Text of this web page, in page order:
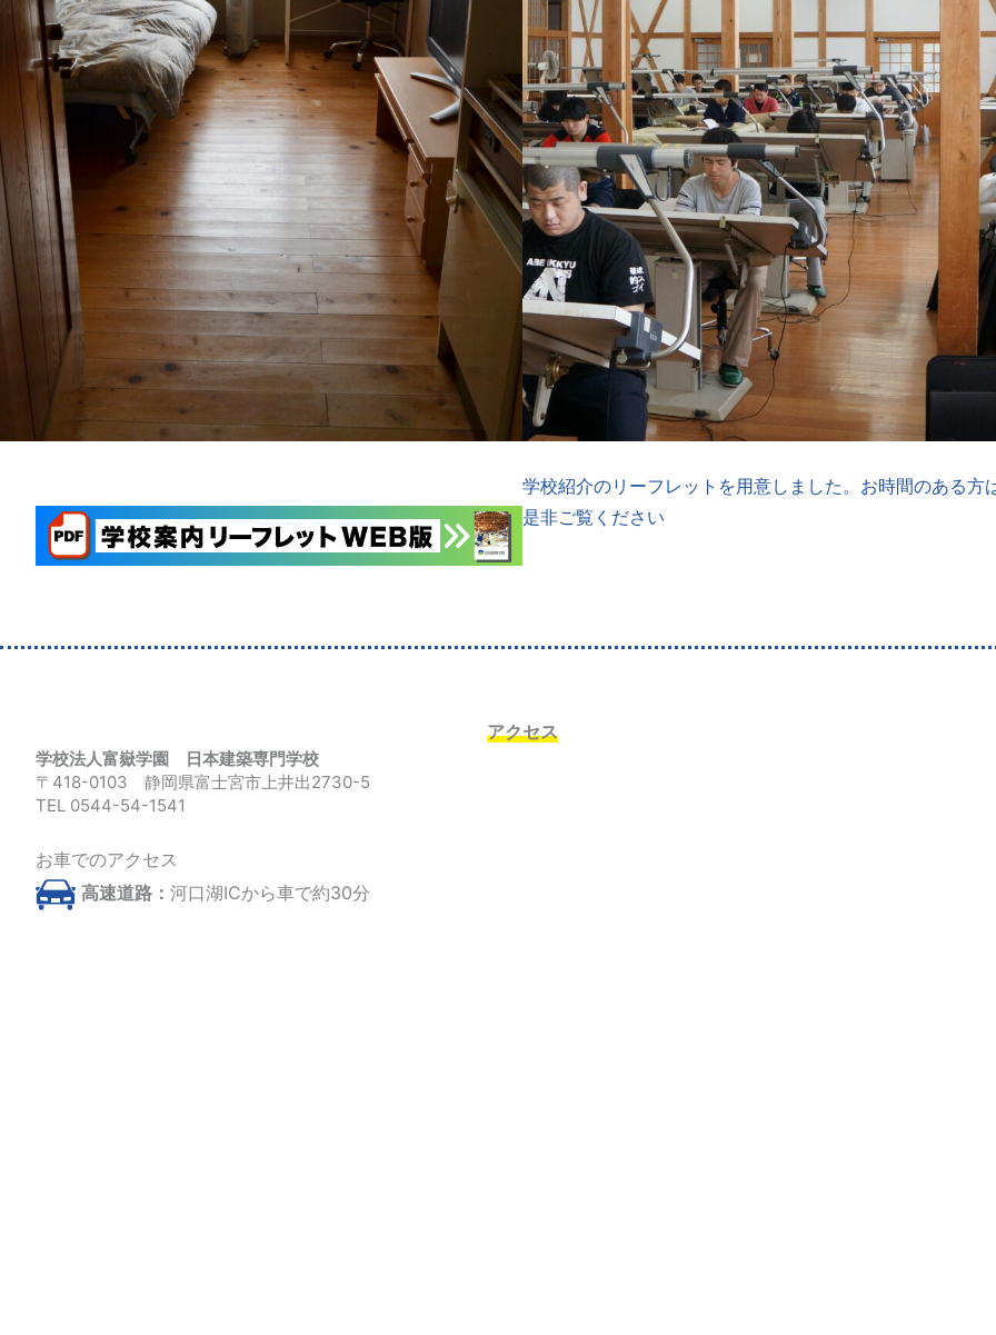
学校紹介のリーフレットを用意しました。お時間のある方
是非ご覧ください
アクセス
学校法人富嶽学園 日本建築専門学校
〒418-0103 静岡県富士宮市上井出2730-5
TEL 0544-54-1541
お車でのアクセス
高速道路： 河口湖ICから車で約30分